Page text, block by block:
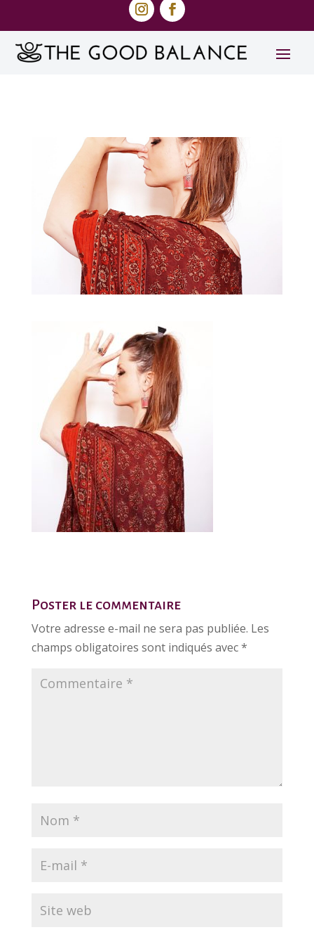
Poster le commentaire
Votre adresse e-mail ne sera pas publiée. Les
champs obligatoires sont indiqués avec*